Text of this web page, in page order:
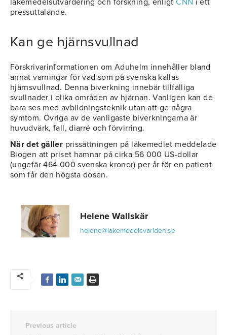
läkemedelsutvärdering och forskning, enligtCNN i ett
pressuttalande.
Kan ge hjärnsvullnad
Förskrivarinformationen om Aduhelm innehåller bland
annat varningar för vad som på svenska kallas
hjärnsvullnad. Denna biverkning innebär tillfälliga
svullnader i olika områden av hjärnan. Vanligen kan de
bara ses med avbildningsteknik utan att ge några
symtom. Övriga av de vanligaste biverkningarna är
huvudvärk, fall, diarré och förvirring.
När det gäller prissättningen på läkemedlet meddelade
Biogen att priset hamnar på cirka 56 000 US-dollar
(ungefär 464 000 svenska kronor) per år för en patient
som får den högsta dosen.
Helene Wallskär
helene@lakemedelsvarlden.se
Previous article